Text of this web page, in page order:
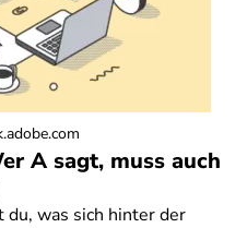
A sagt, muss auch
was sich hinter der